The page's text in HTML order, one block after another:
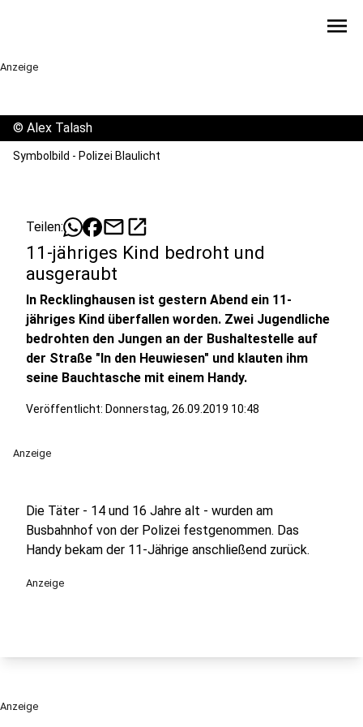
menu
Anzeige
© Alex Talash
Symbolbild - Polizei Blaulicht
Teilen: mailopen_in_new
11-jähriges Kind bedroht und
ausgeraubt
In Recklinghausen ist gestern Abend ein 11-
jähriges Kind überfallen worden. Zwei Jugendliche
bedrohten den Jungen an der Bushaltestelle auf
der Straße "In den Heuwiesen" und klauten ihm
seine Bauchtasche mit einem Handy.
Veröffentlicht: Donnerstag, 26.09.2019 10:48
Anzeige
Die Täter - 14 und 16 Jahre alt - wurden am
Busbahnhof von der Polizei festgenommen. Das
Handy bekam der 11-Jährige anschließend zurück.
Anzeige
Anzeige